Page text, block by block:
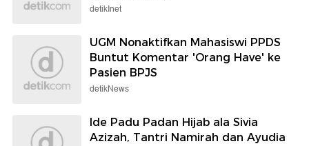
detikInet
UGM Nonaktifkan Mahasiswi PPDS
Buntut Komentar 'Orang Have' ke
Pasien BPJS
detikNews
Ide Padu Padan Hijab ala Sivia
Azizah, Tantri Namirah dan Ayudia